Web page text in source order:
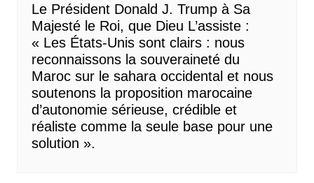
Le Président Donald J. Trump à Sa
Majesté le Roi, que Dieu L’assiste :
« Les États-Unis sont clairs : nous
reconnaissons la souveraineté du
Maroc sur le sahara occidental et nous
soutenons la proposition marocaine
d’autonomie sérieuse, crédible et
réaliste comme la seule base pour une
solution ».